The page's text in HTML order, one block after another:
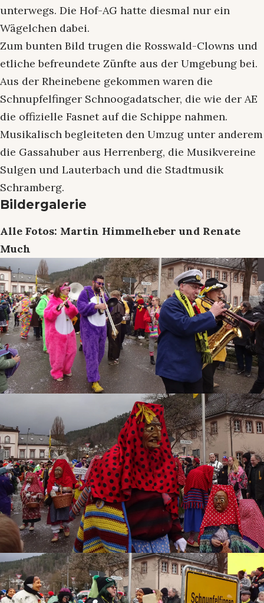
unterwegs. Die Hof-AG hatte diesmal nur ein
Wägelchen dabei.
Zum bunten Bild trugen die Rosswald-Clowns und
etliche befreundete Zünfte aus der Umgebung bei.
Aus der Rheinebene gekommen waren die
Schnupfelfinger Schnoogadatscher, die wie der AE
die offizielle Fasnet auf die Schippe nahmen.
Musikalisch begleiteten den Umzug unter anderem
die Gassahuber aus Herrenberg, die Musikvereine
Sulgen und Lauterbach und die Stadtmusik
Schramberg.
Bildergalerie
Alle Fotos: Martin Himmelheber und Renate
Much